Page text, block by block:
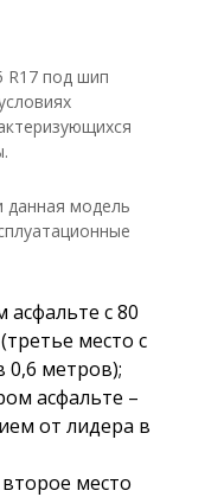
R17 под шип
данная модель
с 80
место с
0,6 метров);
асфальте –
от лидера в
место